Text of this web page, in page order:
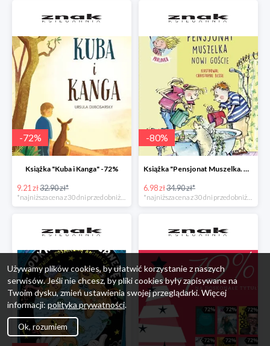
-72%
Książka "Kuba i Kanga" -72%
9.21 zł32.90 zł*
*najniższa cena z 30 dni przed obniżką
-80%
Książka "Pensjonat Muszelka. Nowi goście" taniej o 80%
6.98 zł34.90 zł*
*najniższa cena z 30 dni przed obniżką
Używamy plików cookies, by ułatwić korzystanie z naszych
serwisów. Jeśli nie chcesz, by pliki cookies były zapisywane na
Twoim dysku, zmień ustawienia swojej przeglądarki. Więcej
informacji: polityka prywatności.
Ok, rozumiem